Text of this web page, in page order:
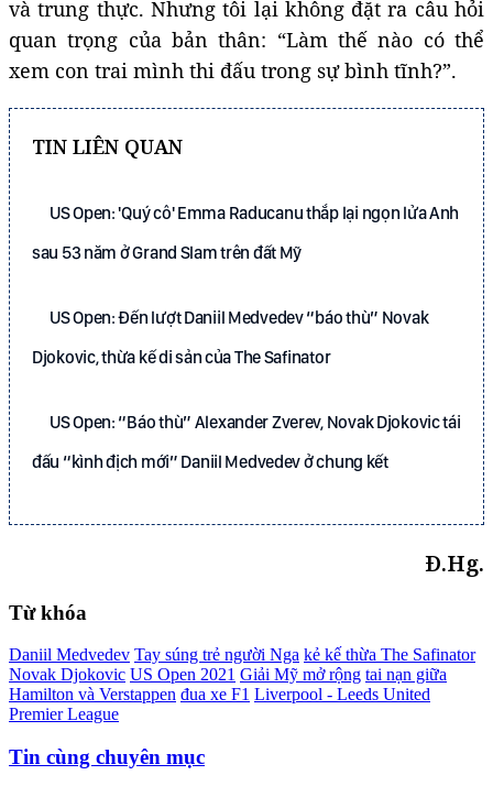
và trung thực. Nhưng tôi lại không đặt ra câu hỏi
quan trọng của bản thân: “Làm thế nào có thể
xem con trai mình thi đấu trong sự bình tĩnh?”.
TIN LIÊN QUAN
US Open: 'Quý cô' Emma Raducanu thắp lại ngọn lửa Anh
sau 53 năm ở Grand Slam trên đất Mỹ
US Open: Đến lượt Daniil Medvedev “báo thù” Novak
Djokovic, thừa kế di sản của The Safinator
US Open: “Báo thù” Alexander Zverev, Novak Djokovic tái
đấu “kình địch mới” Daniil Medvedev ở chung kết
Đ.Hg.
Từ khóa
Daniil Medvedev Tay súng trẻ người Nga kẻ kế thừa The Safinator
Novak Djokovic US Open 2021 Giải Mỹ mở rộng tai nạn giữa
Hamilton và Verstappen đua xe F1 Liverpool - Leeds United
Premier League
Tin cùng chuyên mục